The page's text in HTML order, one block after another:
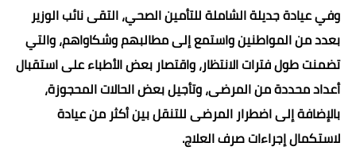
وفي عيادة جديلة الشاملة للتأمين الصحي، التقى نائب الوزير
بعدد من المواطنين واستمع إلى مطالبهم وشكاواهم، والتي
تضمنت طول فترات الانتظار، واقتصار بعض الأطباء على استقبال
أعداد محددة من المرضى، وتأجيل بعض الحالات المحجوزة،
بالإضافة إلى اضطرار المرضى للتنقل بين أكثر من عيادة
لاستكمال إجراءات صرف العلاج.